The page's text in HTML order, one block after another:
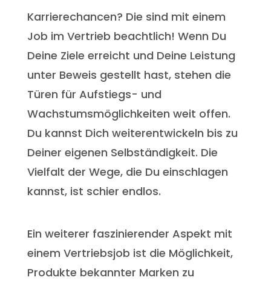
Karrierechancen? Die sind mit einem
Job im Vertrieb beachtlich! Wenn Du
Deine Ziele erreicht und Deine Leistung
unter Beweis gestellt hast, stehen die
Türen für Aufstiegs- und
Wachstumsmöglichkeiten weit offen.
Du kannst Dich weiterentwickeln bis zu
Deiner eigenen Selbständigkeit. Die
Vielfalt der Wege, die Du einschlagen
kannst, ist schier endlos.
Ein weiterer faszinierender Aspekt mit
einem Vertriebsjob ist die Möglichkeit,
Produkte bekannter Marken zu